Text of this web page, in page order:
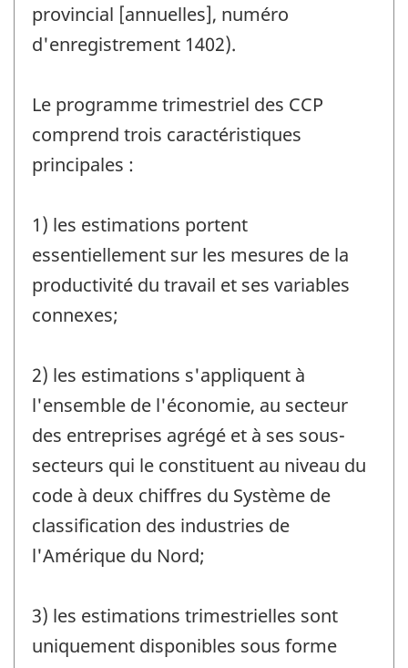
provincial [annuelles], numéro
d'enregistrement 1402).
Le programme trimestriel des CCP
comprend trois caractéristiques
principales :
1) les estimations portent
essentiellement sur les mesures de la
productivité du travail et ses variables
connexes;
2) les estimations s'appliquent à
l'ensemble de l'économie, au secteur
des entreprises agrégé et à ses sous-
secteurs qui le constituent au niveau du
code à deux chiffres du Système de
classification des industries de
l'Amérique du Nord;
3) les estimations trimestrielles sont
uniquement disponibles sous forme